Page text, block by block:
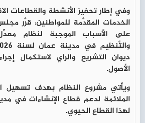
وفي إطار تحفيز الأنشطة والقطاعات
الخدمات المقدَّمة للمواطنين، قرَّر مجلس
على الأسباب الموجبة لنظام
ديوان التشريع والراي لاستكمال
الأصول.
ويأتي مشروع النظام بهدف تسهيل
الملائمة لدعم قطاع الإنشاءات في
لهذا القطاع الحيوي.